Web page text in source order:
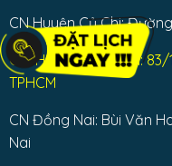
CN Huyện Củ Chi:
CN: Huyện Hóc Môn:
TPHCM
CN Đồng Nai: Bùi Văn
Nai